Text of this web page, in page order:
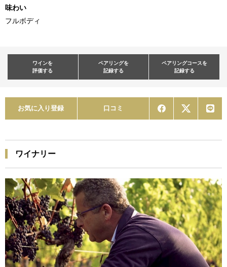
味わい
フルボディ
ワインを
評価する
ペアリングを
記録する
ペアリングコースを
記録する
お気に入り登録 口コミ
ワイナリー